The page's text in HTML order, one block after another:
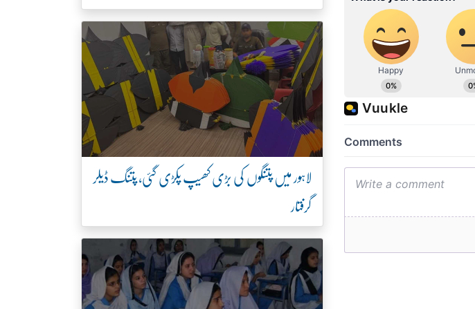
لاہور میں پتنگوں کی بڑی کھیپ پکڑی گئی، پتنگ ڈیلر
گرفتار